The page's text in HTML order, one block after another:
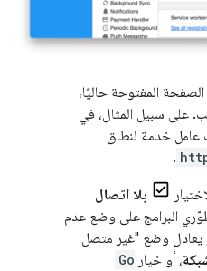
المفتوحة حاليًا،
على سبيل المثال، في
عامل خدمة لنطاق
.
بلا اتصال
البرامج على وضع عدم
يعادل وضع "غير متصل
، أو خيار Go